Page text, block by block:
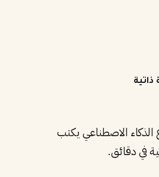
الذكاء الاصطناعي يكتب
في دقائق.